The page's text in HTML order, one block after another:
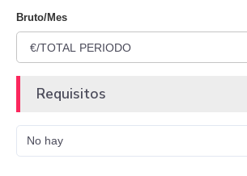
Bruto/Mes
Requisitos
No hay